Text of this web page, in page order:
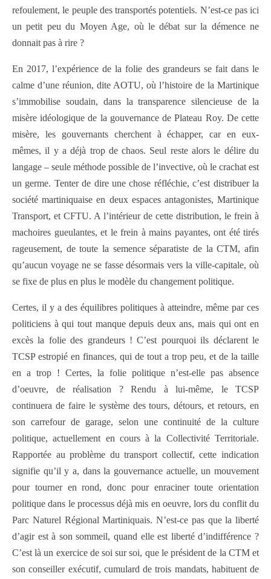
refoulement, le peuple des transportés potentiels. N’est-ce pas ici
un petit peu du Moyen Age, où le débat sur la démence ne
donnait pas à rire ?
En 2017, l’expérience de la folie des grandeurs se fait dans le
calme d’une réunion, dite AOTU, où l’histoire de la Martinique
s’immobilise soudain, dans la transparence silencieuse de la
misère idéologique de la gouvernance de Plateau Roy. De cette
misère, les gouvernants cherchent à échapper, car en eux-
mêmes, il y a déjà trop de chaos. Seul reste alors le délire du
langage – seule méthode possible de l’invective, où le crachat est
un germe. Tenter de dire une chose réfléchie, c’est distribuer la
société martiniquaise en deux espaces antagonistes, Martinique
Transport, et CFTU. A l’intérieur de cette distribution, le frein à
machoires gueulantes, et le frein à mains payantes, ont été tirés
rageusement, de toute la semence séparatiste de la CTM, afin
qu’aucun voyage ne se fasse désormais vers la ville-capitale, où
se fixe de plus en plus le modèle du changement politique.
Certes, il y a des équilibres politiques à atteindre, même par ces
politiciens à qui tout manque depuis deux ans, mais qui ont en
excès la folie des grandeurs ! C’est pourquoi ils déclarent le
TCSP estropié en finances, qui de tout a trop peu, et de la taille
en a trop ! Certes, la folie politique n’est-elle pas absence
d’oeuvre, de réalisation ? Rendu à lui-même, le TCSP
continuera de faire le système des tours, détours, et retours, en
son carrefour de garage, selon une continuité de la culture
politique, actuellement en cours à la Collectivité Territoriale.
Rapportée au problème du transport collectif, cette indication
signifie qu’il y a, dans la gouvernance actuelle, un mouvement
pour tourner en rond, donc pour enraciner toute orientation
politique dans le processus déjà mis en oeuvre, lors du conflit du
Parc Naturel Régional Martiniquais. N’est-ce pas que la liberté
d’agir est à son sommeil, quand elle est liberté d’indifférence ?
C’est là un exercice de soi sur soi, que le président de la CTM et
son conseiller exécutif, cumulard de trois mandats, habituent de